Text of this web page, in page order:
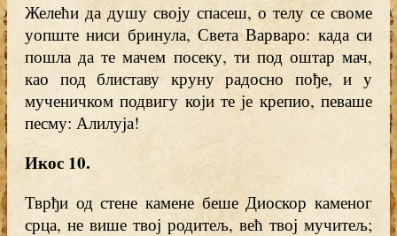
Желећи да душу своју спасеш, о телу се своме
уопште ниси бринула, Света Варваро: када си
пошла да те мачем посеку, ти под оштар мач,
као под блиставу круну радосно пође, и у
мученичком подвигу који те је крепио, певаше
песму: Алилуја!
Икос 10.
Тврђи од стене камене беше Диоскор каменог
срца, не више твој родитељ, већ твој мучитељ;